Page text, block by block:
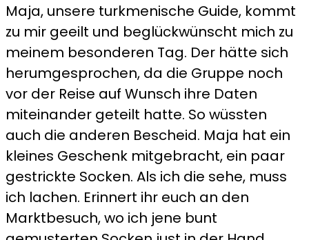
Maja, unsere turkmenische Guide, kommt
zu mir geeilt und beglückwünscht mich zu
meinem besonderen Tag. Der hätte sich
herumgesprochen, da die Gruppe noch
vor der Reise auf Wunsch ihre Daten
miteinander geteilt hatte. So wüssten
auch die anderen Bescheid. Maja hat ein
kleines Geschenk mitgebracht, ein paar
gestrickte Socken. Als ich die sehe, muss
ich lachen. Erinnert ihr euch an den
Marktbesuch, wo ich jene bunt